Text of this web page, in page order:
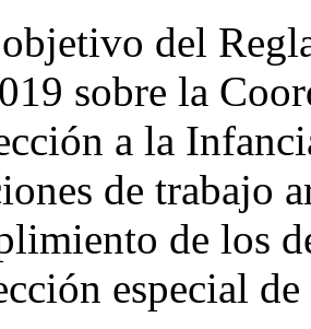
del
sobre la
a la
de trabajo
de los
especial